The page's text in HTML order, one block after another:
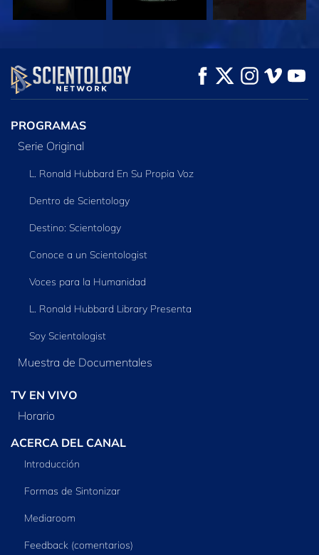
VE
EXPLORA LAS
SERIES
PROGRAMAS
Serie Original
L. Ronald Hubbard En Su Propia Voz
Dentro de Scientology
Destino: Scientology
Conoce a un Scientologist
Voces para la Humanidad
L. Ronald Hubbard Library Presenta
Soy Scientologist
Muestra de Documentales
TV EN VIVO
Horario
ACERCA DEL CANAL
Introducción
Formas de Sintonizar
Mediaroom
Feedback (comentarios)